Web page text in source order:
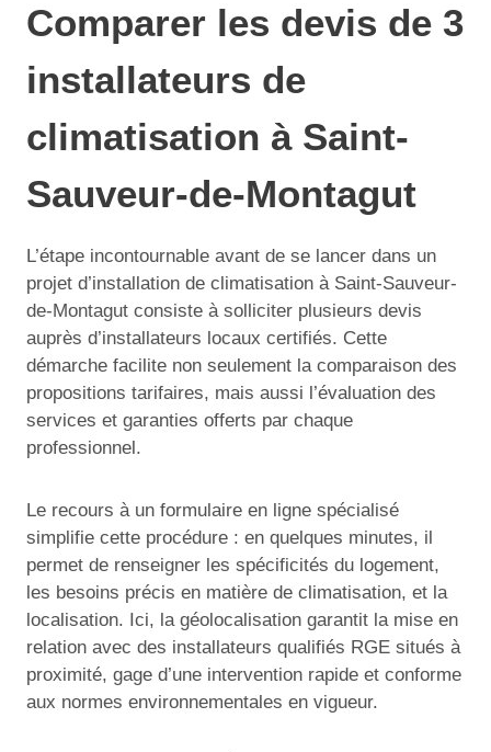
Comparer les devis de 3
installateurs de
climatisation à Saint-
Sauveur-de-Montagut
L’étape incontournable avant de se lancer dans un
projet d’installation de climatisation à Saint-Sauveur-
de-Montagut consiste à solliciter plusieurs devis
auprès d’installateurs locaux certifiés. Cette
démarche facilite non seulement la comparaison des
propositions tarifaires, mais aussi l’évaluation des
services et garanties offerts par chaque
professionnel.
Le recours à un formulaire en ligne spécialisé
simplifie cette procédure : en quelques minutes, il
permet de renseigner les spécificités du logement,
les besoins précis en matière de climatisation, et la
localisation. Ici, la géolocalisation garantit la mise en
relation avec des installateurs qualifiés RGE situés à
proximité, gage d’une intervention rapide et conforme
aux normes environnementales en vigueur.